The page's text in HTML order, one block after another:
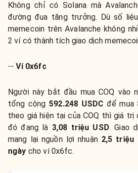
Không chỉ có Solana mà
đường đua tăng trưởng. Dù số
memecoin trên Avalanche không
2 ví có thành tích giao dịch
--Ví 0x6fc
Người này bắt đầu mua COQ vào
tổng cộng592.248 USDC để mua
theo giá hiện tại của COQ thì giá
đó đang là 3,08 triệu USD. Giao
mang lại nguồn lợi nhuận 2,5 triệu
ngày cho ví 0x6fc.